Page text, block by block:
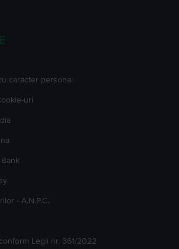
caracter personal
uri
- A.N.P.C.
Legii nr. 361/2022